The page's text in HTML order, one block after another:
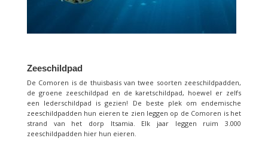
Zeeschildpad
De Comoren is de thuisbasis van twee soorten zeeschildpadden,
de groene zeeschildpad en de karetschildpad, hoewel er zelfs
een lederschildpad is gezien! De beste plek om endemische
zeeschildpadden hun eieren te zien leggen op de Comoren is het
strand van het dorp Itsamia. Elk jaar leggen ruim 3.000
zeeschildpadden hier hun eieren.